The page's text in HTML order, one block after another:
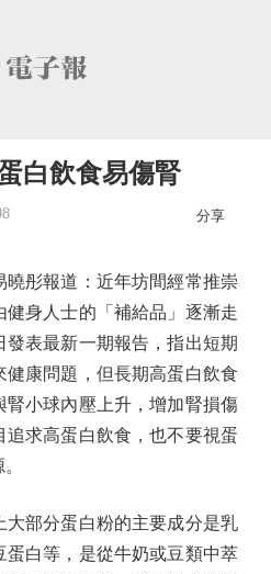
白飲食易傷腎
分享
彤報道：近年坊間經常推崇
身人士的「補給品」逐漸走
表最新一期報告，指出短期
康問題，但長期高蛋白飲食
小球內壓上升，增加腎損傷
追求高蛋白飲食，也不要視蛋
部分蛋白粉的主要成分是乳
白等，是從牛奶或豆類中萃